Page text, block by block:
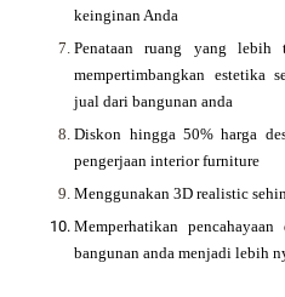
keinginan Anda
Penataan ruang yang lebih
mempertimbangkan estetika
jual dari bangunan anda
Diskon hingga 50% harga
pengerjaan interior furniture
Menggunakan 3D realistic
Memperhatikan
bangunan anda menjadi lebih